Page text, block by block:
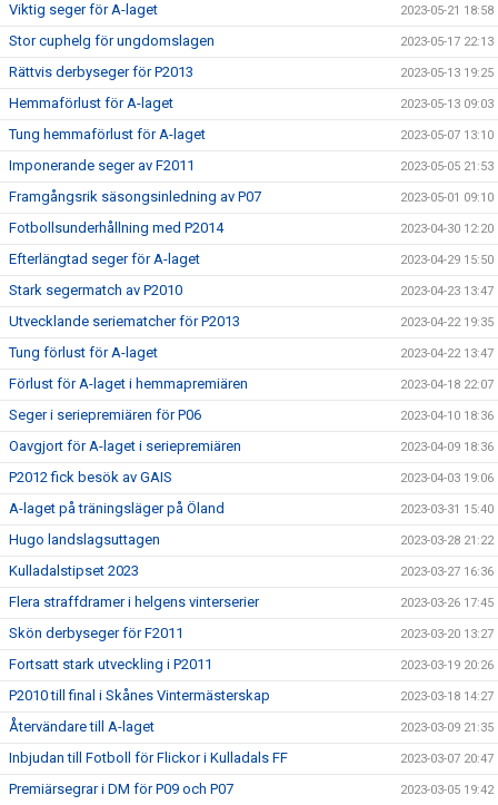
Viktig seger för A-laget 2023-05-21 18:58
Stor cuphelg för ungdomslagen 2023-05-17 22:13
Rättvis derbyseger för P2013 2023-05-13 19:25
Hemmaförlust för A-laget 2023-05-13 09:03
Tung hemmaförlust för A-laget 2023-05-07 13:10
Imponerande seger av F2011 2023-05-05 21:53
Framgångsrik säsongsinledning av P07 2023-05-01 09:10
Fotbollsunderhållning med P2014 2023-04-30 12:20
Efterlängtad seger för A-laget 2023-04-29 15:50
Stark segermatch av P2010 2023-04-23 13:47
Utvecklande seriematcher för P2013 2023-04-22 19:35
Tung förlust för A-laget 2023-04-22 13:47
Förlust för A-laget i hemmapremiären 2023-04-18 22:07
Seger i seriepremiären för P06 2023-04-10 18:36
Oavgjort för A-laget i seriepremiären 2023-04-09 18:36
P2012 fick besök av GAIS 2023-04-03 19:06
A-laget på träningsläger på Öland 2023-03-31 15:40
Hugo landslagsuttagen 2023-03-28 21:22
Kulladalstipset 2023 2023-03-27 16:36
Flera straffdramer i helgens vinterserier 2023-03-26 17:45
Skön derbyseger för F2011 2023-03-20 13:27
Fortsatt stark utveckling i P2011 2023-03-19 20:26
P2010 till final i Skånes Vintermästerskap 2023-03-18 14:27
Återvändare till A-laget 2023-03-09 21:35
Inbjudan till Fotboll för Flickor i Kulladals FF 2023-03-07 20:47
Premiärsegrar i DM för P09 och P07 2023-03-05 19:42